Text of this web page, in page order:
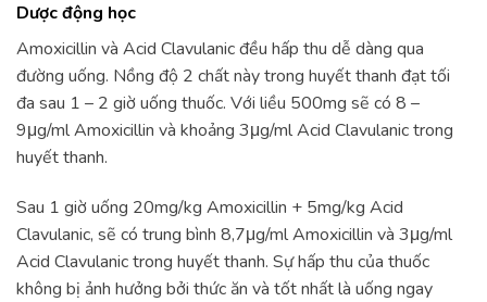
Dược động học
Amoxicillin và Acid Clavulanic đều hấp thu dễ dàng qua
đường uống. Nồng độ 2 chất này trong huyết thanh đạt tối
đa sau 1 – 2 giờ uống thuốc. Với liều 500mg sẽ có 8 –
9μg/ml Amoxicillin và khoảng 3μg/ml Acid Clavulanic trong
huyết thanh.
Sau 1 giờ uống 20mg/kg Amoxicillin + 5mg/kg Acid
Clavulanic, sẽ có trung bình 8,7μg/ml Amoxicillin và 3μg/ml
Acid Clavulanic trong huyết thanh. Sự hấp thu của thuốc
không bị ảnh hưởng bởi thức ăn và tốt nhất là uống ngay